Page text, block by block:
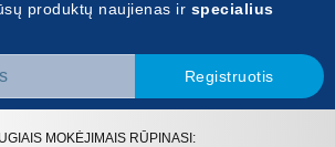
produktų naujienas ir specialius
Registruotis
MOKĖJIMAIS RŪPINASI: